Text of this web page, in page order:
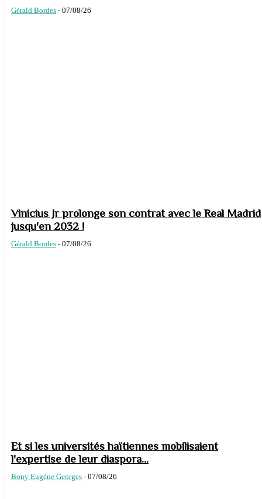
Gérald Bordes - 07/08/26
Vinicius Jr prolonge son contrat avec le Real Madrid
jusqu'en 2032 !
Gérald Bordes - 07/08/26
Et si les universités haïtiennes mobilisaient
l'expertise de leur diaspora...
Bony Eugène Georges - 07/08/26